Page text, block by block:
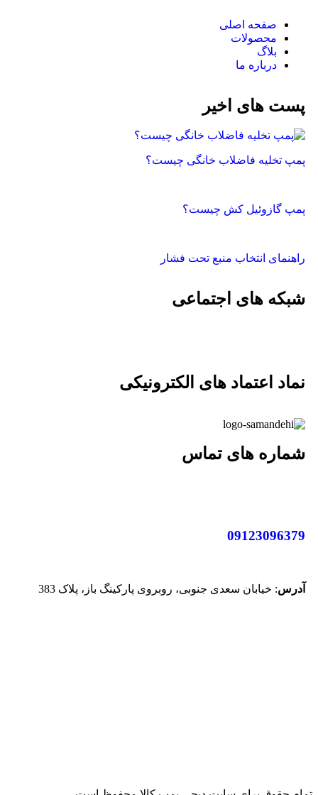
صفحه اصلی
محصولات
بلاگ
درباره ما
پست های اخیر
پمپ تخلیه فاضلاب خانگی چیست؟
پمپ گازوئیل کش چیست؟
راهنمای انتخاب منبع تحت فشار
شبکه های اجتماعی
نماد اعتماد های الکترونیکی
شماره های تماس
09123096379
آدرس: خیابان سعدی جنوبی، روبروی پارکینگ باز، پلاک 383